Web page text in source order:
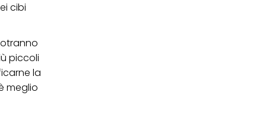
cibi
piccoli
la
meglio